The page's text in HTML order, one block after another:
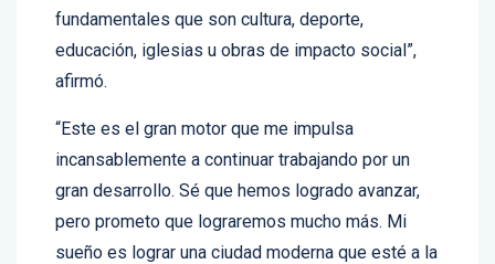
fundamentales que son cultura, deporte,
educación, iglesias u obras de impacto social”,
afirmó.
“Este es el gran motor que me impulsa
incansablemente a continuar trabajando por un
gran desarrollo. Sé que hemos logrado avanzar,
pero prometo que lograremos mucho más. Mi
sueño es lograr una ciudad moderna que esté a la